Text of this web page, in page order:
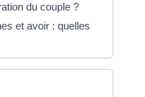
du couple ?
et avoir : quelles